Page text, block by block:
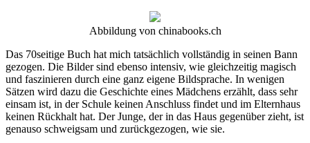
Abbildung von chinabooks.ch
Das 70seitige Buch hat mich tatsächlich vollständig in seinen Bann
gezogen. Die Bilder sind ebenso intensiv, wie gleichzeitig magisch
und faszinieren durch eine ganz eigene Bildsprache. In wenigen
Sätzen wird dazu die Geschichte eines Mädchens erzählt, dass sehr
einsam ist, in der Schule keinen Anschluss findet und im Elternhaus
keinen Rückhalt hat. Der Junge, der in das Haus gegenüber zieht, ist
genauso schweigsam und zurückgezogen, wie sie.